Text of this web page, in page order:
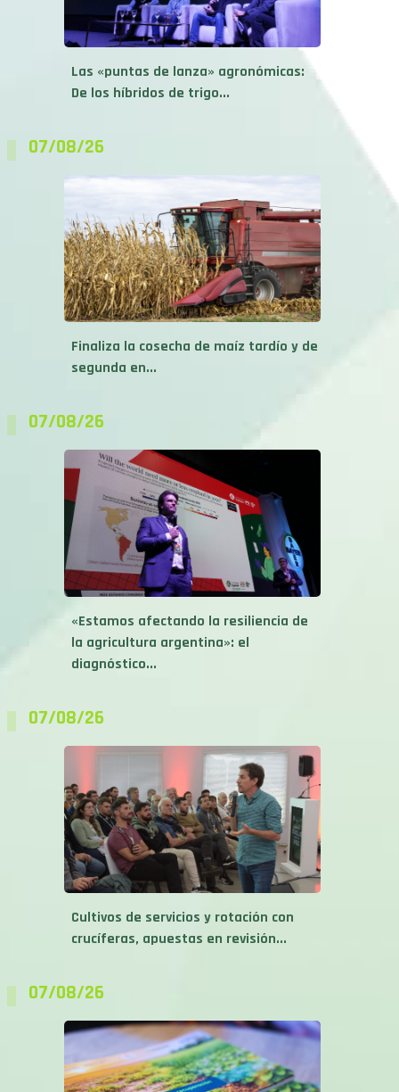
Las «puntas de lanza» agronómicas:
De los híbridos de trigo...
07/08/26
Finaliza la cosecha de maíz tardío y de
segunda en...
07/08/26
«Estamos afectando la resiliencia de
la agricultura argentina»: el
diagnóstico...
07/08/26
Cultivos de servicios y rotación con
crucíferas, apuestas en revisión...
07/08/26